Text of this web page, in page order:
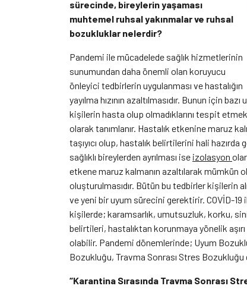
sürecinde, bireylerin yaşaması
muhtemel ruhsal yakınmalar ve ruhsal
bozukluklar nelerdir?
Pandemi ile mücadelede sağlık hizmetlerinin
sunumundan daha önemli olan koruyucu
önleyici tedbirlerin uygulanması ve hastalığın
yayılma hızının azaltılmasıdır. Bunun için
kişilerin hasta olup olmadıklarını tespit
olarak tanımlanır. Hastalık etkenine maruz
taşıyıcı olup, hastalık belirtilerini hali
sağlıklı bireylerden ayrılması ise izolasyon
etkene maruz kalmanın azaltılarak mümkün
oluşturulmasıdır. Bütün bu tedbirler kişilerin
ve yeni bir uyum sürecini gerektirir. COVİD-
kişilerde; karamsarlık, umutsuzluk, korku,
belirtileri, hastalıktan korunmaya yönelik
olabilir. Pandemi dönemlerinde; Uyum
Bozukluğu, Travma Sonrası Stres
“Karantina Sırasında Travma Sonrası